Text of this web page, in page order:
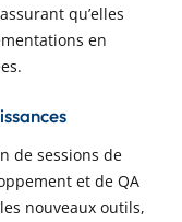
qu’elles
en
de sessions de
et de QA
nouveaux outils,